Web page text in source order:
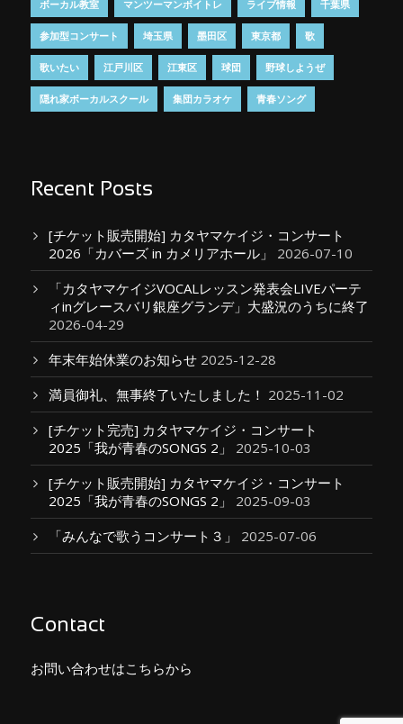
ボーカル教室 マンツーマンボイトレ ライブ情報 千葉県
参加型コンサート 埼玉県 墨田区 東京都 歌
歌いたい 江戸川区 江東区 球団 野球しようぜ
隠れ家ボーカルスクール 集団カラオケ 青春ソング
Recent Posts
[チケット販売開始] カタヤマケイジ・コンサート
2026「カバーズ in カメリアホール」
2026-07-10
「カタヤマケイジVOCALレッスン発表会LIVEパーテ
ィinグレースバリ銀座グランデ」大盛況のうちに終了
2026-04-29
年末年始休業のお知らせ 2025-12-28
満員御礼、無事終了いたしました！ 2025-11-02
[チケット完売] カタヤマケイジ・コンサート
2025「我が青春のSONGS 2」
2025-10-03
[チケット販売開始] カタヤマケイジ・コンサート
2025「我が青春のSONGS 2」
2025-09-03
「みんなで歌うコンサート３」
2025-07-06
Contact
お問い合わせはこちらから